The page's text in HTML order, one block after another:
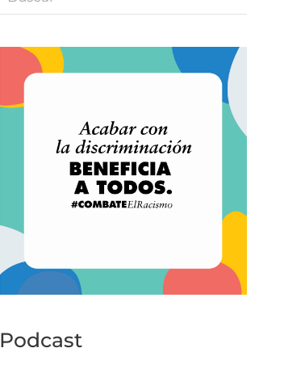
Podcast